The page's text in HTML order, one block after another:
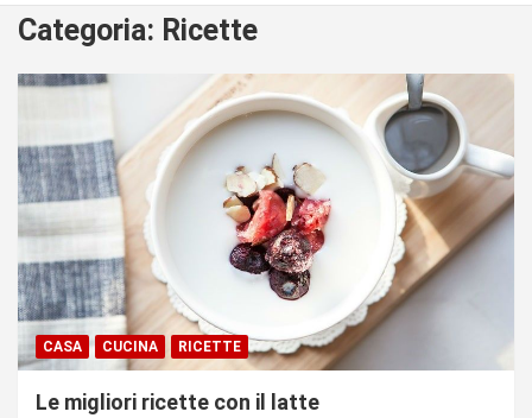
Categoria: Ricette
CASA CUCINA RICETTE
Le migliori ricette con il latte